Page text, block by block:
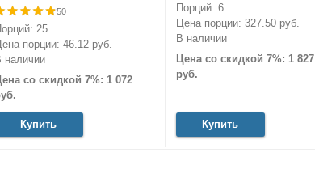
50
25
порции: 46.12 руб.
наличии
со скидкой 7%: 1 072
Купить
Порций: 6
Цена порции: 327.50 руб.
В наличии
Цена со скидкой 7%: 1 827
руб.
Купить